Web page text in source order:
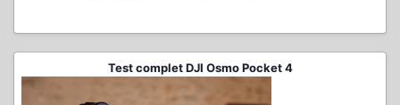
Test complet DJI Osmo Pocket 4